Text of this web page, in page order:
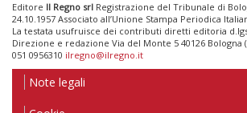
Editore Il Regno srl Registrazione del Tribunale di
24.10.1957 Associato all’Unione Stampa Periodica
La testata usufruisce dei contributi diretti editoria
Direzione e redazione Via del Monte 5 40126 Bologna
051 0956310 ilregno@ilregno.it
Note legali